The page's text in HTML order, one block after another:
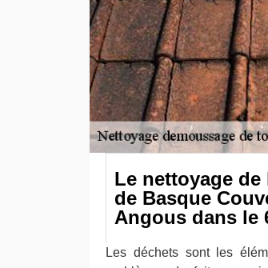
Le nettoyage
de Basque
Angous dans le
Les déchets sont les